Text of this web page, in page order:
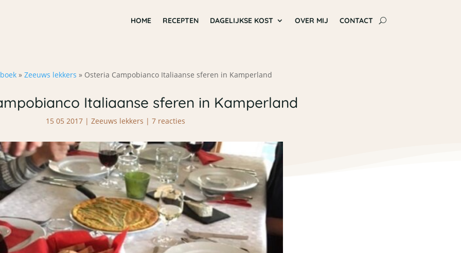
HOME RECEPTEN DAGELIJKSE KOST OVER MIJ CONTACT
» Zeeuws lekkers » Osteria Campobianco Italiaanse sferen in Kamperland
Italiaanse sferen in Kamperland
15 05 2017| Zeeuws lekkers | 7 reacties